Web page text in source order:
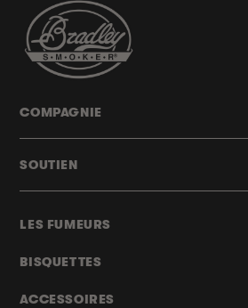
LES FUMEURS
BISQUETTES
ACCESSOIRES
COMPAGNIE
SOUTIEN